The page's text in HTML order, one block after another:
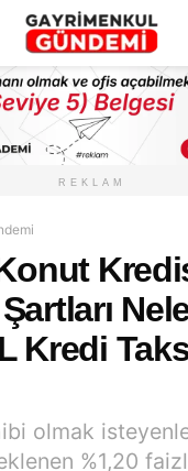
REKLAM
Kredi
olmak
%1,20